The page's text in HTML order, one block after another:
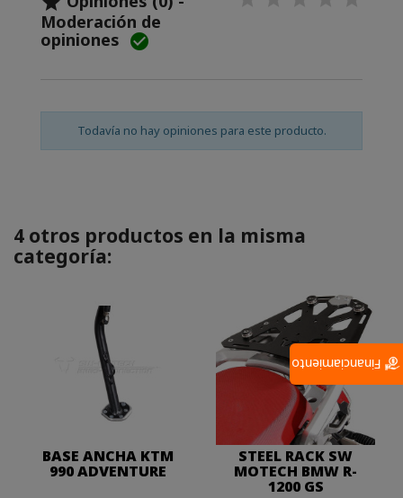
Moderación de
opiniones 
Todavía no hay opiniones para este producto.
4 otros productos en la misma
categoría:
BASE ANCHA KTM
990 ADVENTURE
STEEL RACK SW
MOTECH BMW R-
1200 GS
Financiamiento